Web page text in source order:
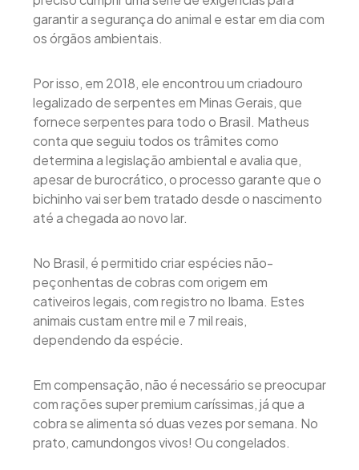
garantir a segurança do animal e estar em dia com
os órgãos ambientais.
Por isso, em 2018, ele encontrou um criadouro
legalizado de serpentes em Minas Gerais, que
fornece serpentes para todo o Brasil. Matheus
conta que seguiu todos os trâmites como
determina a legislação ambiental e avalia que,
apesar de burocrático, o processo garante que o
bichinho vai ser bem tratado desde o nascimento
até a chegada ao novo lar.
No Brasil, é permitido criar espécies não-
peçonhentas de cobras com origem em
cativeiros legais, com registro no Ibama. Estes
animais custam entre mil e 7 mil reais,
dependendo da espécie.
Em compensação, não é necessário se preocupar
com rações super premium caríssimas, já que a
cobra se alimenta só duas vezes por semana. No
prato, camundongos vivos! Ou congelados.